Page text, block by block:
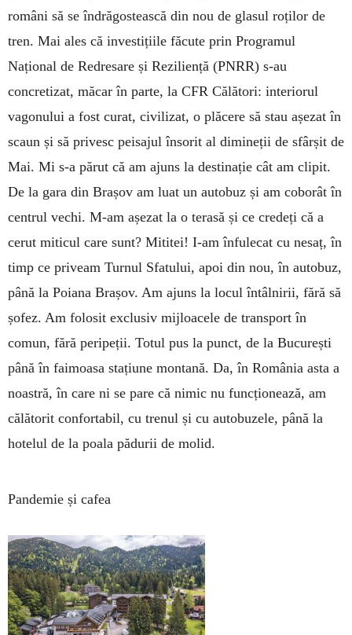
români să se îndrăgostească din nou de glasul roților de
tren. Mai ales că investițiile făcute prin Programul
Național de Redresare și Reziliență (PNRR) s-au
concretizat, măcar în parte, la CFR Călători: interiorul
vagonului a fost curat, civili­zat, o plăcere să stau așezat în
scaun și să privesc peisajul însorit al dimineții de sfârșit de
Mai. Mi s-a părut că am ajuns la destinație cât am clipit.
De la gara din Brașov am luat un autobuz și am coborât în
centrul vechi. M-am așezat la o terasă și ce credeți că a
cerut miticul care sunt? Mititei! I-am înfulecat cu nesaț, în
timp ce priveam Turnul Sfatului, apoi din nou, în autobuz,
până la Poiana Brașov. Am ajuns la locul întâlnirii, fără să
șofez. Am folosit exclusiv mijloacele de transport în
comun, fără peripeții. Totul pus la punct, de la București
până în faimoasa stațiune montană. Da, în România asta a
noastră, în care ni se pare că nimic nu funcționează, am
călătorit confortabil, cu trenul și cu autobuzele, până la
hotelul de la poala pădurii de molid.
Pandemie și cafea